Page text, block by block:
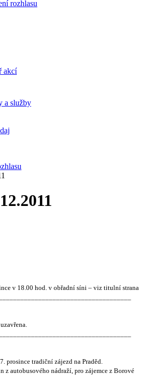
rozhlasu
akcí
a služby
v 18.00 hod. v obřadní síni – viz titulní strana
prosince tradiční zájezd na Praděd.
z autobusového nádraží, pro zájemce z Borové